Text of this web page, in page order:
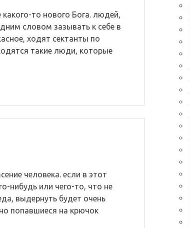
то нового Бога. людей,
словом зазывать к себе в
ходят сектанты по
такие люди, которые
человека. если в этот
нибудь или чего-то, что не
выдернуть будет очень
попавшиеся на крючок